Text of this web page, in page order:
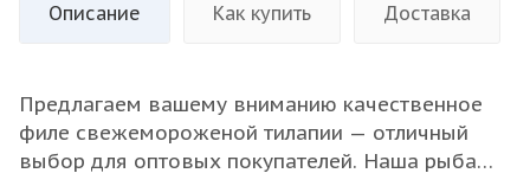
Описание Как купить Доставка
Предлагаем вашему вниманию качественное
филе свежемороженой тилапии — отличный
выбор для оптовых покупателей. Наша рыба